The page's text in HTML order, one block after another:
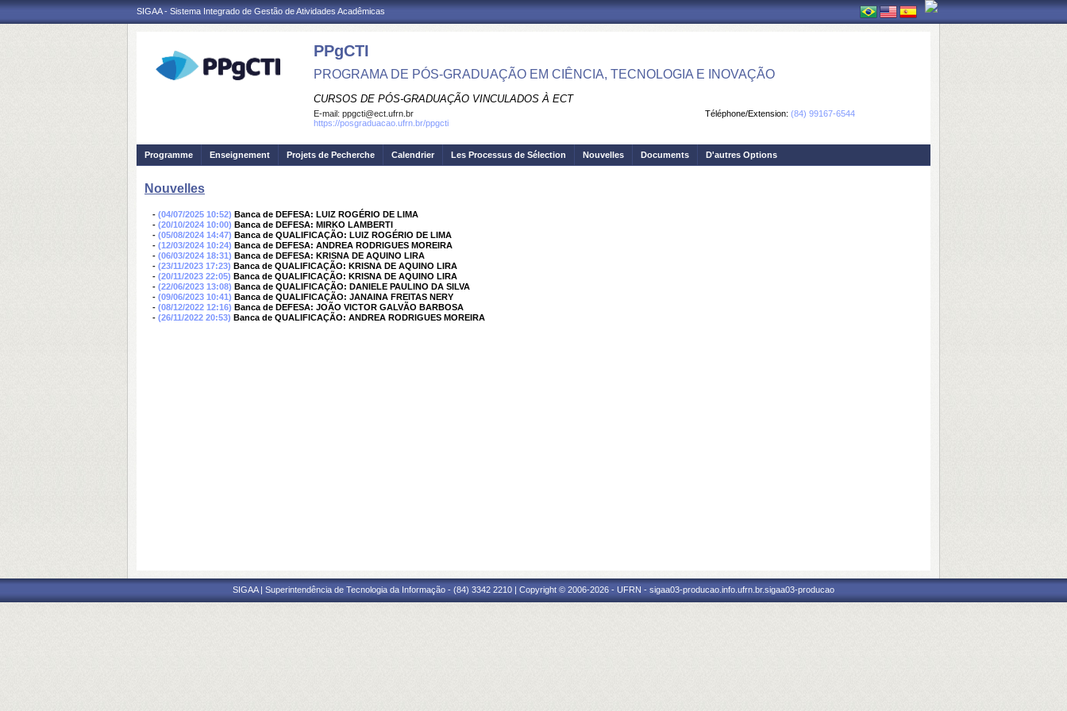
SIGAA - Sistema Integrado de Gestão de Atividades Acadêmicas
PPgCTI
PROGRAMA DE PÓS-GRADUAÇÃO EM CIÊNCIA, TECNOLOGIA E INOVAÇÃO
CURSOS DE PÓS-GRADUAÇÃO VINCULADOS À ECT
Téléphone/Extension: (84) 99167-6544
E-mail: ppgcti@ect.ufrn.br
https://posgraduacao.ufrn.br/ppgcti
Programme Enseignement Projets de Pecherche Calendrier Les Processus de Sélection Nouvelles Documents D'autres Options
Nouvelles
- (04/07/2025 10:52) Banca de DEFESA: LUIZ ROGÉRIO DE LIMA
- (20/10/2024 10:00) Banca de DEFESA: MIRKO LAMBERTI
- (05/08/2024 14:47) Banca de QUALIFICAÇÃO: LUIZ ROGÉRIO DE LIMA
- (12/03/2024 10:24) Banca de DEFESA: ANDREA RODRIGUES MOREIRA
- (06/03/2024 18:31) Banca de DEFESA: KRISNA DE AQUINO LIRA
- (23/11/2023 17:23) Banca de QUALIFICAÇÃO: KRISNA DE AQUINO LIRA
- (20/11/2023 22:05) Banca de QUALIFICAÇÃO: KRISNA DE AQUINO LIRA
- (22/06/2023 13:08) Banca de QUALIFICAÇÃO: DANIELE PAULINO DA SILVA
- (09/06/2023 10:41) Banca de QUALIFICAÇÃO: JANAINA FREITAS NERY
- (08/12/2022 12:16) Banca de DEFESA: JOÃO VICTOR GALVÃO BARBOSA
- (26/11/2022 20:53) Banca de QUALIFICAÇÃO: ANDREA RODRIGUES MOREIRA
SIGAA | Superintendência de Tecnologia da Informação - (84) 3342 2210 | Copyright © 2006-2026 - UFRN - sigaa03-producao.info.ufrn.br.sigaa03-producao